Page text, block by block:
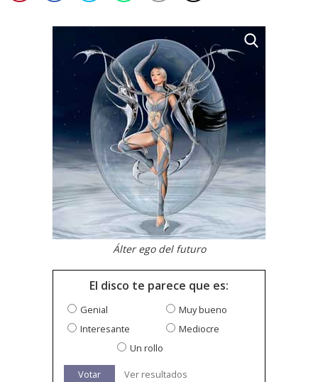
Álter ego del futuro
El disco te parece que es:
Genial
Muy bueno
Interesante
Mediocre
Un rollo
Votar Ver resultados